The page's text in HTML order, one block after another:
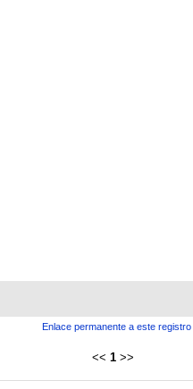
Enlace permanente a este registro
<< 1 >>